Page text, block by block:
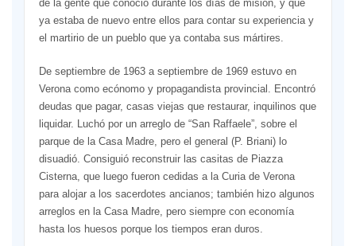
de la gente que conoció durante los días de misión, y que
ya estaba de nuevo entre ellos para contar su experiencia y
el martirio de un pueblo que ya contaba sus mártires.
De septiembre de 1963 a septiembre de 1969 estuvo en
Verona como ecónomo y propagandista provincial. Encontró
deudas que pagar, casas viejas que restaurar, inquilinos que
liquidar. Luchó por un arreglo de “San Raffaele”, sobre el
parque de la Casa Madre, pero el general (P. Briani) lo
disuadió. Consiguió reconstruir las casitas de Piazza
Cisterna, que luego fueron cedidas a la Curia de Verona
para alojar a los sacerdotes ancianos; también hizo algunos
arreglos en la Casa Madre, pero siempre con economía
hasta los huesos porque los tiempos eran duros.